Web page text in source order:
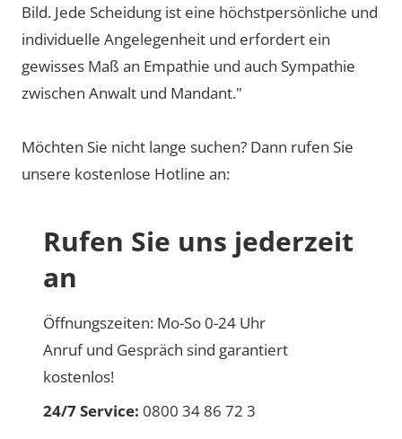
Bild. Jede Scheidung ist eine höchstpersönliche und
individuelle Angelegenheit und erfordert ein
gewisses Maß an Empathie und auch Sympathie
zwischen Anwalt und Mandant."
Möchten Sie nicht lange suchen? Dann rufen Sie
unsere kostenlose Hotline an:
Rufen Sie uns jederzeit
an
Öffnungszeiten: Mo-So 0-24 Uhr
Anruf und Gespräch sind garantiert
kostenlos!
24/7 Service: 0800 34 86 72 3